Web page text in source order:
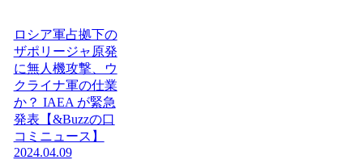
ロシア軍占拠下の
ザポリージャ原発
に無人機攻撃、ウ
クライナ軍の仕業
か？ IAEA が緊急
発表【&Buzzの口
コミニュース】
2024.04.09